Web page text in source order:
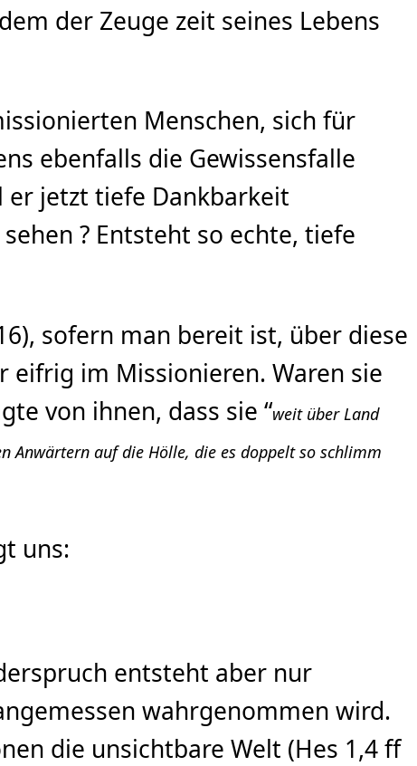
der Zeuge zeit seines Lebens
Menschen, sich für
ebenfalls die Gewissensfalle
er jetzt tiefe Dankbarkeit
? Entsteht so echte, tiefe
sofern man bereit ist, über diese
eifrig im Missionieren. Waren sie
von ihnen, dass sie “weit über Land
Anwärtern auf die Hölle, die es doppelt so schlimm
uns:
entsteht aber nur
wahrgenommen wird.
die unsichtbare Welt (Hes 1,4 ff